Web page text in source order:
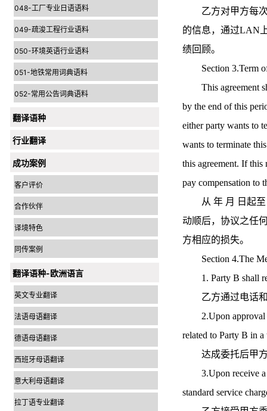
048-工厂专业日语语料
049-疏浚工程行业语料
050-环境英语行业语料
051-地铁常用词典语料
052-常用公告词典语料
翻译语种
行业翻译
成功案例
客户评价
合作伙伴
译境特色
同传案例
翻译语种-欧洲语言
英文专业翻译
法语母语翻译
德语母语翻译
西班牙母语翻译
意大利母语翻译
拉丁语专业翻译
乙方对甲方每次
的信息，通过LAN
绩回顾。
Section 3.Term of
This agreement
by the end of this
either party wants to
wants to terminate
this agreement. If this
pay compensation to
从 年 月 日起至
动顺后，协议之任
方相应的损失。
Section 4.The
1. Party B shall
乙方通过电话和
2.Upon approval of
related to Party B in a
达成委托后甲方
3.Upon receive a
standard service